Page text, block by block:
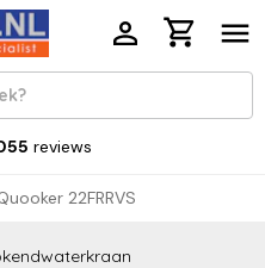
reviews
22FRRVS